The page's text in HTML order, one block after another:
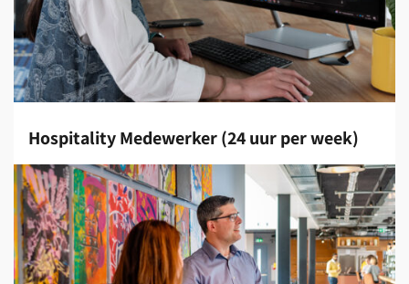
Hospitality Medewerker (24 uur per week)